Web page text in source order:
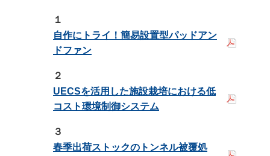
１
自作にトライ！簡易設置型パッドアン
ドファン
２
UECSを活用した施設栽培における低
コスト環境制御システム
３
春季出荷ストックのトンネル被覆処